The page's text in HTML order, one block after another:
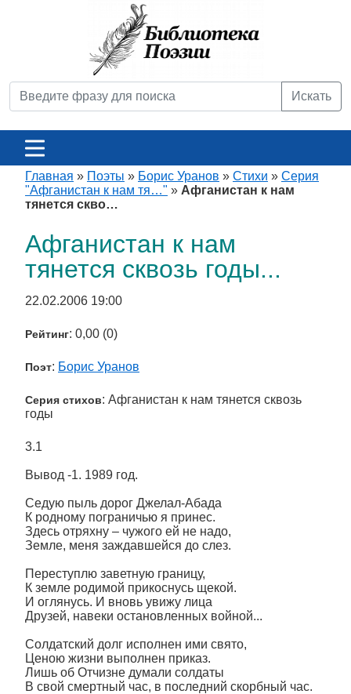
Искать
Главная » Поэты » Борис Уранов » Стихи » Серия
"Афганистан к нам тя…" » Афганистан к нам
тянется скво…
Афганистан к нам
тянется сквозь годы...
22.02.2006 19:00
Рейтинг: 0,00 (0)
Поэт: Борис Уранов
Серия стихов: Афганистан к нам тянется сквозь
годы
3.1
Вывод -1. 1989 год.
Седую пыль дорог Джелал-Абада
К родному пограничью я принес.
Здесь отряхну – чужого ей не надо,
Земле, меня заждавшейся до слез.
Переступлю заветную границу,
К земле родимой прикоснусь щекой.
И оглянусь. И вновь увижу лица
Друзей, навеки остановленных войной...
Солдатский долг исполнен ими свято,
Ценою жизни выполнен приказ.
Лишь об Отчизне думали солдаты
В свой смертный час, в последний скорбный час.